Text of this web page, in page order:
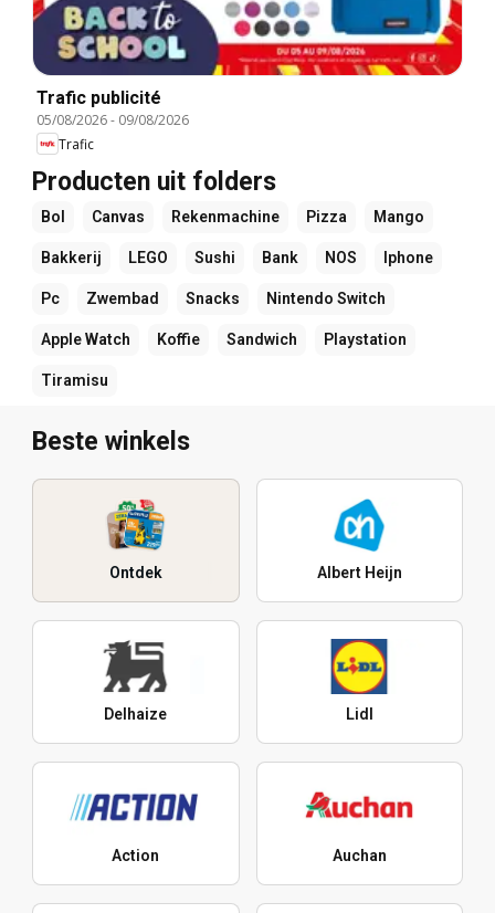
Trafic publicité
05/08/2026- 09/08/2026
Trafic
Producten uit folders
Bol Canvas Rekenmachine Pizza Mango
Bakkerij LEGO Sushi Bank NOS Iphone
Pc Zwembad Snacks Nintendo Switch
Apple Watch Koffie Sandwich Playstation
Tiramisu
Beste winkels
Ontdek Albert Heijn
Delhaize Lidl
Action Auchan